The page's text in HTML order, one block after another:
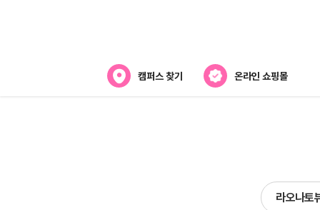
캠퍼스 찾기 온라인 쇼핑몰
제휴협력사
라오나토